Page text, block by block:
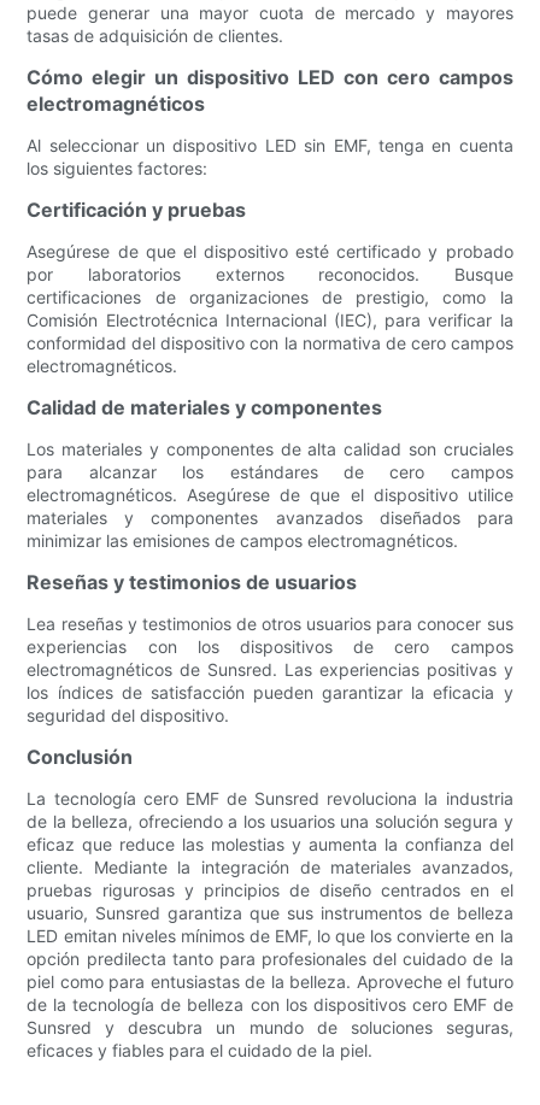
puede generar una mayor cuota de mercado y mayores
tasas de adquisición de clientes.
Cómo elegir un dispositivo LED con cero campos
electromagnéticos
Al seleccionar un dispositivo LED sin EMF, tenga en cuenta
los siguientes factores:
Certificación y pruebas
Asegúrese de que el dispositivo esté certificado y probado
por laboratorios externos reconocidos. Busque
certificaciones de organizaciones de prestigio, como la
Comisión Electrotécnica Internacional (IEC), para verificar la
conformidad del dispositivo con la normativa de cero campos
electromagnéticos.
Calidad de materiales y componentes
Los materiales y componentes de alta calidad son cruciales
para alcanzar los estándares de cero campos
electromagnéticos. Asegúrese de que el dispositivo utilice
materiales y componentes avanzados diseñados para
minimizar las emisiones de campos electromagnéticos.
Reseñas y testimonios de usuarios
Lea reseñas y testimonios de otros usuarios para conocer sus
experiencias con los dispositivos de cero campos
electromagnéticos de Sunsred. Las experiencias positivas y
los índices de satisfacción pueden garantizar la eficacia y
seguridad del dispositivo.
Conclusión
La tecnología cero EMF de Sunsred revoluciona la industria
de la belleza, ofreciendo a los usuarios una solución segura y
eficaz que reduce las molestias y aumenta la confianza del
cliente. Mediante la integración de materiales avanzados,
pruebas rigurosas y principios de diseño centrados en el
usuario, Sunsred garantiza que sus instrumentos de belleza
LED emitan niveles mínimos de EMF, lo que los convierte en la
opción predilecta tanto para profesionales del cuidado de la
piel como para entusiastas de la belleza. Aproveche el futuro
de la tecnología de belleza con los dispositivos cero EMF de
Sunsred y descubra un mundo de soluciones seguras,
eficaces y fiables para el cuidado de la piel.